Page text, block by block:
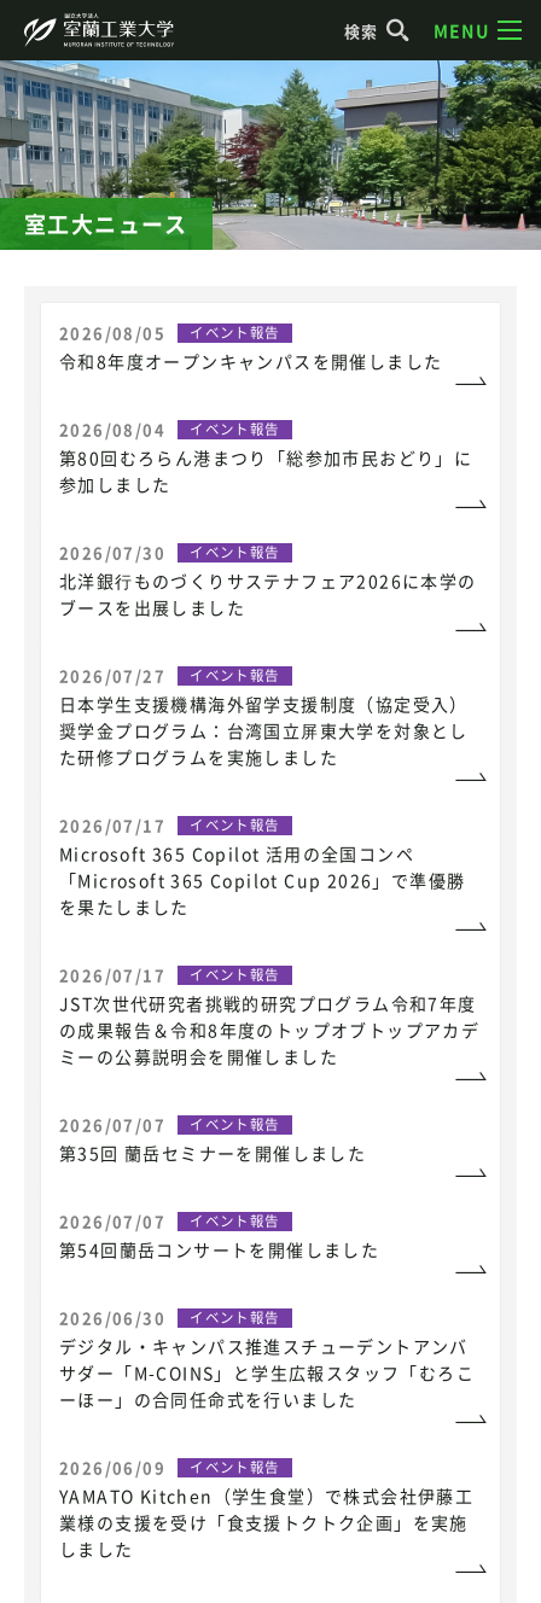
検索 MENU
室工大ニュース
2026/08/05 イベント報告
令和8年度オープンキャンパスを開催しました
2026/08/04 イベント報告
第80回むろらん港まつり「総参加市民おどり」に
参加しました
2026/07/30 イベント報告
北洋銀⾏ものづくりサステナフェア2026に本学の
ブースを出展しました
2026/07/27 イベント報告
日本学生支援機構海外留学支援制度（協定受入）
奨学金プログラム：台湾国立屏東大学を対象とし
た研修プログラムを実施しました
2026/07/17 イベント報告
Microsoft 365 Copilot 活用の全国コンペ
「Microsoft 365 Copilot Cup 2026」で準優勝
を果たしました
2026/07/17 イベント報告
JST次世代研究者挑戦的研究プログラム令和7年度
の成果報告＆令和8年度のトップオブトップアカデ
ミーの公募説明会を開催しました
2026/07/07 イベント報告
第35回 蘭岳セミナーを開催しました
2026/07/07 イベント報告
第54回蘭岳コンサートを開催しました
2026/06/30 イベント報告
デジタル・キャンパス推進スチューデントアンバ
サダー「M-COINS」と学生広報スタッフ「むろこ
ーほー」の合同任命式を行いました
2026/06/09 イベント報告
YAMATO Kitchen（学生食堂）で株式会社伊藤工
業様の支援を受け「食支援トクトク企画」を実施
しました